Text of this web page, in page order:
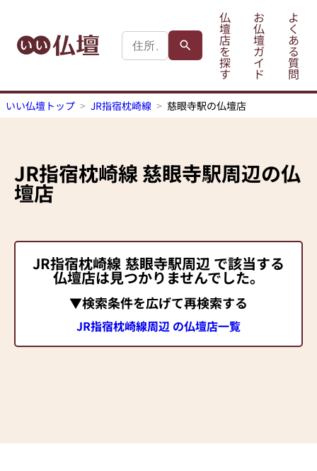
仏
壇
店
を
探
す
お
仏
壇
ガ
イ
ド
よ
く
あ
る
質
問
いい仏壇トップ JR指宿枕崎線 慈眼寺駅の仏壇店
JR指宿枕崎線慈眼寺駅周辺の仏
壇店
JR指宿枕崎線 慈眼寺駅周辺 で該当する
仏壇店は見つかりませんでした。
▼検索条件を広げて再検索する
JR指宿枕崎線周辺 の仏壇店一覧